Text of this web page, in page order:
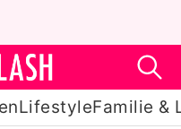
LifestyleFamilie &